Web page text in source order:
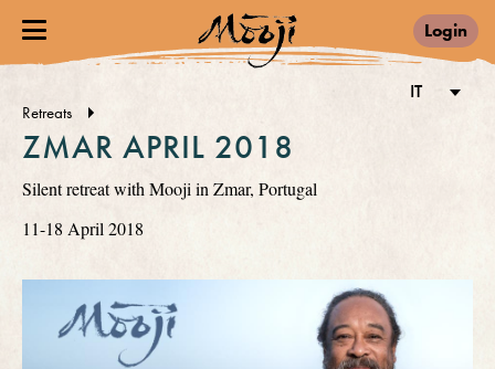
Login
Retreats
ZMAR APRIL 2018
Silent retreat with Mooji in Zmar, Portugal
11-18 April 2018
IT